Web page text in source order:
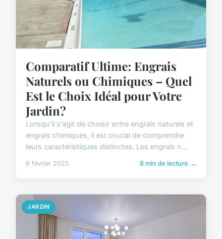
Comparatif Ultime: Engrais
Naturels ou Chimiques – Quel
Est le Choix Idéal pour Votre
Jardin?
Lorsqu'il s'agit de choisir entre engrais naturels et
engrais chimiques, il est crucial de comprendre
leurs caractéristiques distinctes. Les engrais n...
6 février 2025 8 min de lecture →
JARDIN